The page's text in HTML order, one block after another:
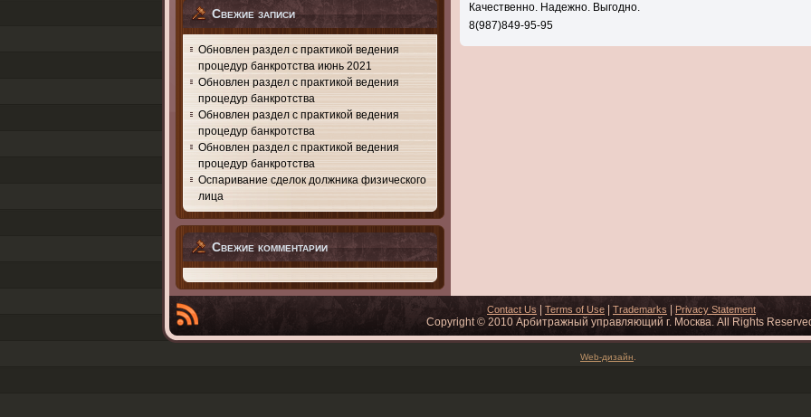
Свежие записи
Обновлен раздел с практикой ведения
процедур банкротства июнь 2021
Обновлен раздел с практикой ведения
процедур банкротства
Обновлен раздел с практикой ведения
процедур банкротства
Обновлен раздел с практикой ведения
процедур банкротства
Оспаривание сделок должника физического
лица
Свежие комментарии
Качественно. Надежно. Выгодно.
8(987)849-95-95
Contact Us Terms of Use Trademarks Privacy Statement
Copyright © 2010 Арбитражный управляющий г. Москва. All Rights
Web-дизайн